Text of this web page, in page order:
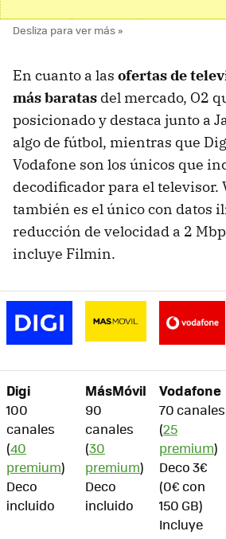
En cuanto a las ofertas de
más baratas del mercado, O2
posicionado y destaca junto a
algo de fútbol, mientras que
Vodafone son los únicos que
decodificador para el televisor.
también es el único con datos
reducción de velocidad a 2
incluye Filmin.
Digi
100
canales
(40
premium)
Deco
incluido
MásMóvil
90
canales
(30
premium)
Deco
incluido
Vodafone
70 canales
(25
premium)
Deco 3€
(0€ con
150 GB)
Incluye